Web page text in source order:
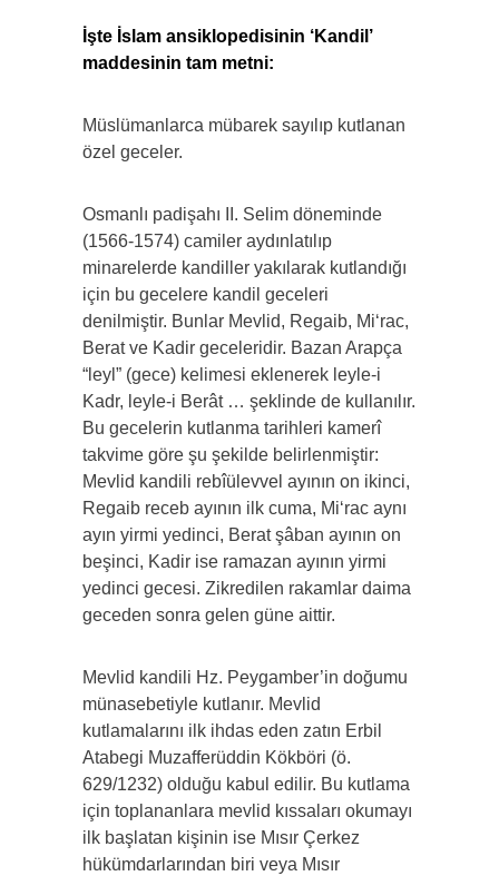
İşte İslam ansiklopedisinin ‘Kandil’
maddesinin tam metni:
Müslümanlarca mübarek sayılıp kutlanan
özel geceler.
Osmanlı padişahı II. Selim döneminde
(1566-1574) camiler aydınlatılıp
minarelerde kandiller yakılarak kutlandığı
için bu gecelere kandil geceleri
denilmiştir. Bunlar Mevlid, Regaib, Mi‘rac,
Berat ve Kadir geceleridir. Bazan Arapça
“leyl” (gece) kelimesi eklenerek leyle-i
Kadr, leyle-i Berât … şeklinde de kullanılır.
Bu gecelerin kutlanma tarihleri kamerî
takvime göre şu şekilde belirlenmiştir:
Mevlid kandili rebîülevvel ayının on ikinci,
Regaib receb ayının ilk cuma, Mi‘rac aynı
ayın yirmi yedinci, Berat şâban ayının on
beşinci, Kadir ise ramazan ayının yirmi
yedinci gecesi. Zikredilen rakamlar daima
geceden sonra gelen güne aittir.
Mevlid kandili Hz. Peygamber’in doğumu
münasebetiyle kutlanır. Mevlid
kutlamalarını ilk ihdas eden zatın Erbil
Atabegi Muzafferüddin Kökböri (ö.
629/1232) olduğu kabul edilir. Bu kutlama
için toplananlara mevlid kıssaları okumayı
ilk başlatan kişinin ise Mısır Çerkez
hükümdarlarından biri veya Mısır